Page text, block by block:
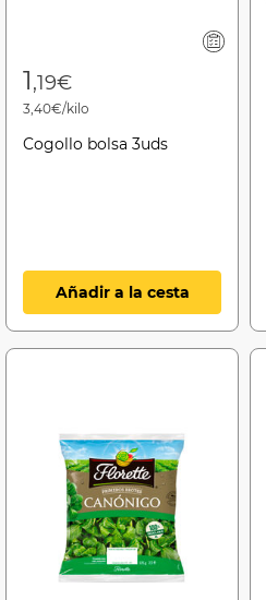
1,19€
3,40€/kilo
Cogollo bolsa 3uds
Añadir a la cesta